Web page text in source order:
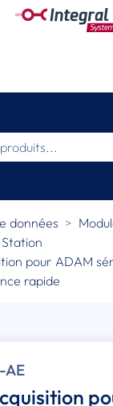
données
pour ADAM
rapide
AE